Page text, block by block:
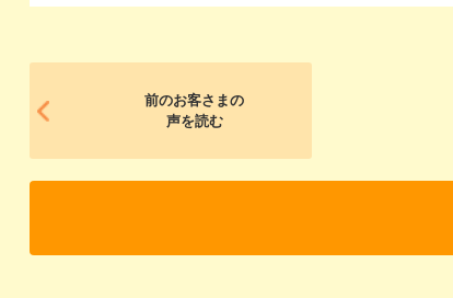
前のお客さまの
声を読む